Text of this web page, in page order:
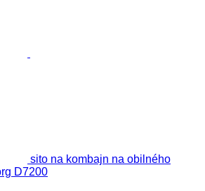
sito na kombajn na obilného
D7200